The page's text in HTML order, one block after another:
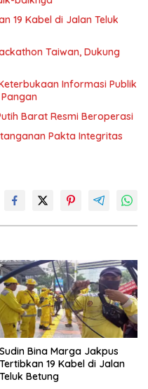
19 Kabel di Jalan Teluk
Taiwan, Dukung
Informasi Publik
Barat Resmi Beroperasi
Pakta Integritas
Sudin Bina Marga Jakpus
Tertibkan 19 Kabel di Jalan
Teluk Betung